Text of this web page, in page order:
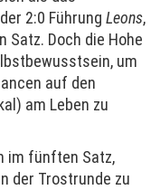
2:0 Führung Leons,
Satz. Doch die Hohe
um
auf den
am Leben zu
im fünften Satz,
der Trostrunde zu